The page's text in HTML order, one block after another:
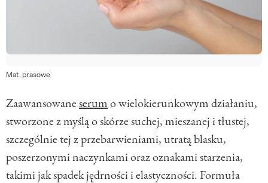
Mat. prasowe
Zaawansowaneserumo wielokierunkowym działaniu,
stworzone z myślą o skórze suchej, mieszanej i tłustej,
szczególnie tej z przebarwieniami, utratą blasku,
poszerzonymi naczynkami oraz oznakami starzenia,
takimi jak spadek jędrności i elastyczności. Formuła